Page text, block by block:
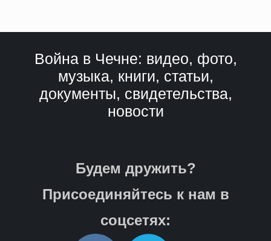
Война в Чечне: видео, фото,
музыка, книги, статьи,
документы, свидетельства,
новости
Будем дружить?
Присоединяйтесь к нам в
соцсетях: